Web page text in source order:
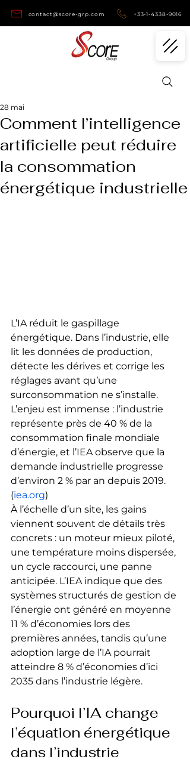
contact@score-grp.com +33-1-4338-9016
Comment l’intelligence
artificielle peut réduire
la consommation
énergétique industrielle
28 mai
L’IA réduit le gaspillage
énergétique. Dans l’industrie, elle
lit les données de production,
détecte les dérives et corrige les
réglages avant qu’une
surconsommation ne s’installe.
L’enjeu est immense : l’industrie
représente près de 40 % de la
consommation finale mondiale
d’énergie, et l’IEA observe que la
demande industrielle progresse
d’environ 2 % par an depuis 2019.
(iea.org)
À l’échelle d’un site, les gains
viennent souvent de détails très
concrets : un moteur mieux piloté,
une température moins dispersée,
un cycle raccourci, une panne
anticipée. L’IEA indique que des
systèmes structurés de gestion de
l’énergie ont généré en moyenne
11 % d’économies lors des
premières années, tandis qu’une
adoption large de l’IA pourrait
atteindre 8 % d’économies d’ici
2035 dans l’industrie légère.
Pourquoi l’IA change
l’équation énergétique
dans l’industrie